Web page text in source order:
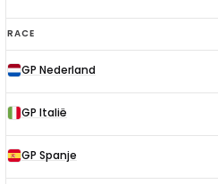
F1-
kalender
2026
RACE
GP Nederland
GP Italië
GP Spanje